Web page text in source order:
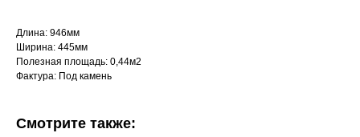
Длина: 946мм
Ширина: 445мм
Полезная площадь: 0,44м2
Фактура: Под камень
Смотрите также: